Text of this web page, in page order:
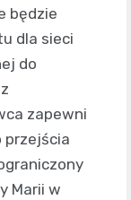
będzie
dla sieci
do
zapewni
przejścia
Marii w